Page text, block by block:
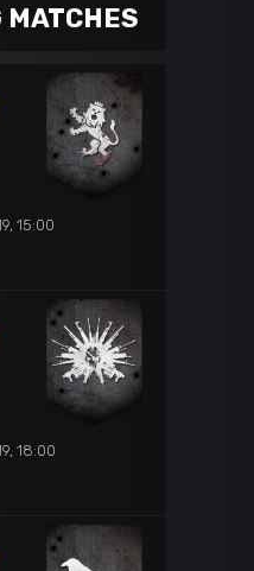
MATCHES
15:00
18:00